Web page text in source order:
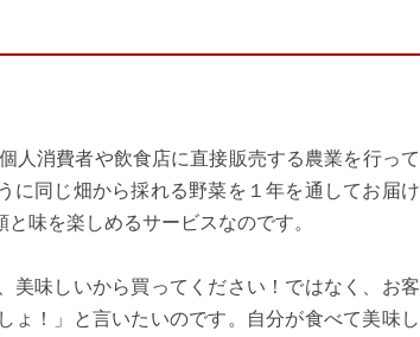
人消費者や飲食店に直接販売する農業を行って
に同じ畑から採れる野菜を１年を通してお届け
味を楽しめるサービスなのです。
美味しいから買ってください！ではなく、お客
ょ！」と言いたいのです。自分が食べて美味し